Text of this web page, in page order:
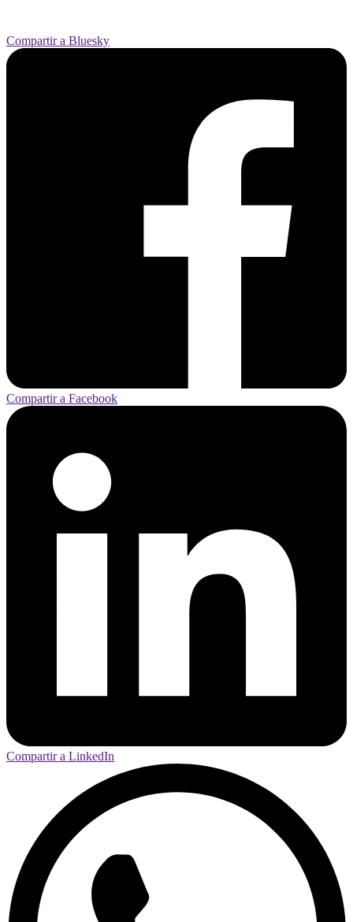
Compartir a Bluesky
Compartir a Facebook
Compartir a LinkedIn